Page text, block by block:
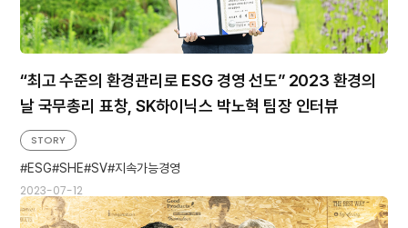
“최고 수준의 환경관리로 ESG 경영 선도” 2023 환경의
날 국무총리 표창, SK하이닉스 박노혁 팀장 인터뷰
2023-07-12
STORY
ESG SHE SV 지속가능경영